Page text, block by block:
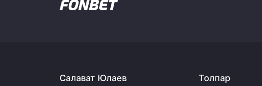
Салават Юлаев Толпар